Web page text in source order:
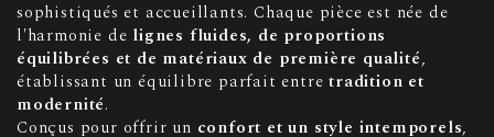
sophistiqués et accueillants. Chaque pièce est née de
l'harmonie de lignes fluides, de proportions
équilibrées et de matériaux de première qualité,
établissant un équilibre parfait entretradition et
modernité.
Conçus pour offrir un confort et un style intemporels,